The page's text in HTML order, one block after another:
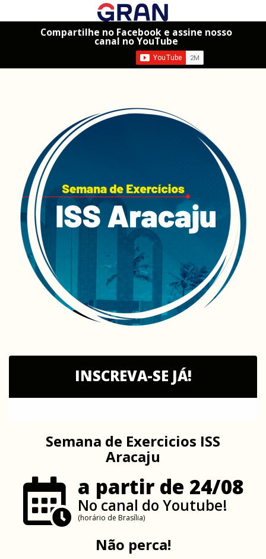
Compartilhe no Facebook e assine nosso
canal no YouTube
INSCREVA-SE JÁ!
Semana de Exercicios ISS
Aracaju
a partir de 24/08
No canal do Youtube!
(horário de Brasília)
Não perca!